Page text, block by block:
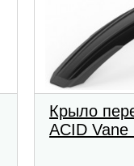
Крыло
ACID